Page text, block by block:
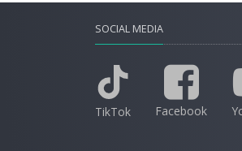
SOCIAL MEDIA
TikTok Facebook